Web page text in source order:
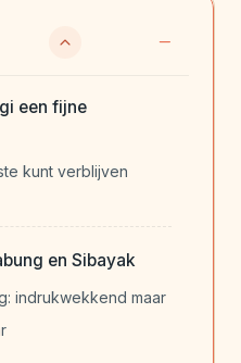
een fijne
kunt verblijven
en Sibayak
indrukwekkend maar